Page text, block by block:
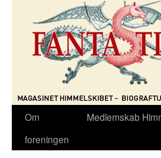
Om
foreningen
Medlemskab